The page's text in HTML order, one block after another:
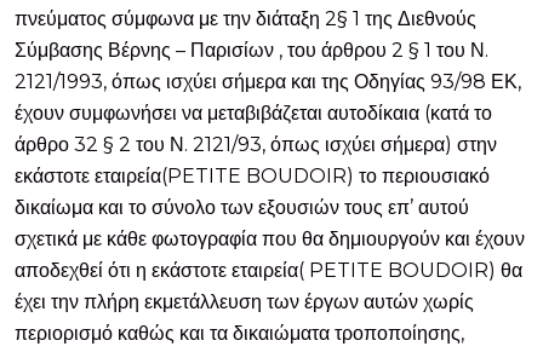
πνεύματος σύμφωνα με την διάταξη 2§ 1 της Διεθνούς
Σύμβασης Βέρνης – Παρισίων , του άρθρου 2 § 1 του Ν.
2121/1993, όπως ισχύει σήμερα και της Οδηγίας 93/98 ΕΚ,
έχουν συμφωνήσει να μεταβιβάζεται αυτοδίκαια (κατά το
άρθρο 32 § 2 του Ν. 2121/93, όπως ισχύει σήμερα) στην
εκάστοτε εταιρεία(PETITE BOUDOIR) το περιουσιακό
δικαίωμα και το σύνολο των εξουσιών τους επ’ αυτού
σχετικά με κάθε φωτογραφία που θα δημιουργούν και έχουν
αποδεχθεί ότι η εκάστοτε εταιρεία( PETITE BOUDOIR) θα
έχει την πλήρη εκμετάλλευση των έργων αυτών χωρίς
περιορισμό καθώς και τα δικαιώματα τροποποίησης,